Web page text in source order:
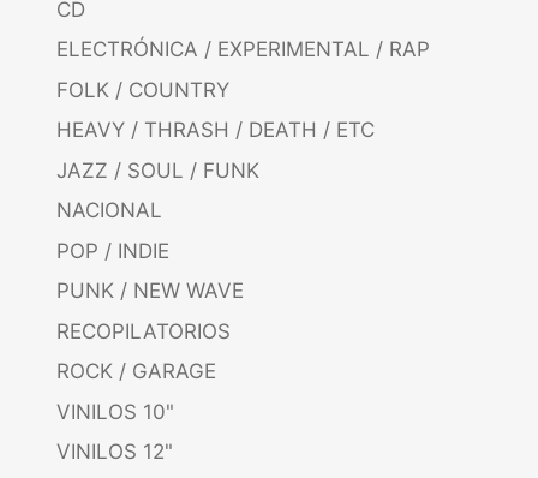
CD
ELECTRÓNICA / EXPERIMENTAL / RAP
FOLK / COUNTRY
HEAVY / THRASH / DEATH / ETC
JAZZ / SOUL / FUNK
NACIONAL
POP / INDIE
PUNK / NEW WAVE
RECOPILATORIOS
ROCK / GARAGE
VINILOS 10"
VINILOS 12"